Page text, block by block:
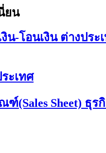
ยน
น-โอนเงิน ต่างประ
ะเทศ
Sheet) ธุร